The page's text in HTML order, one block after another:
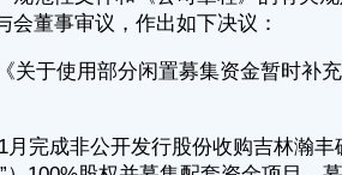
目的资金
营需求情
。使用期
募集资金
0票弃